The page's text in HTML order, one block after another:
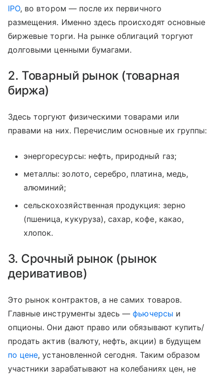
IPO, во втором — после их первичного
размещения. Именно здесь происходят основные
биржевые торги. На рынке облигаций торгуют
долговыми ценными бумагами.
2. Товарный рынок (товарная
биржа)
Здесь торгуют физическими товарами или
правами на них. Перечислим основные их группы:
энергоресурсы: нефть, природный газ;
металлы: золото, серебро, платина, медь,
алюминий;
сельскохозяйственная продукция: зерно
(пшеница, кукуруза), сахар, кофе, какао,
хлопок.
3. Срочный рынок (рынок
деривативов)
Это рынок контрактов, а не самих товаров.
Главные инструменты здесь —фьючерсы и
опционы. Они дают право или обязывают купить/
продать актив (валюту, нефть, акции) в будущем
по цене, установленной сегодня. Таким образом
участники зарабатывают на колебаниях цен, не